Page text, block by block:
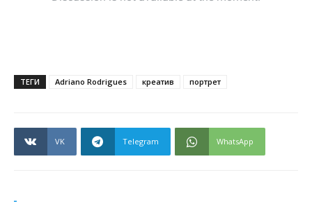
ТЕГИ Adriano Rodrigues креатив портрет
VK Telegram WhatsApp